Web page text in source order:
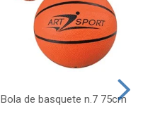
Bola de basquete n.7 75cm